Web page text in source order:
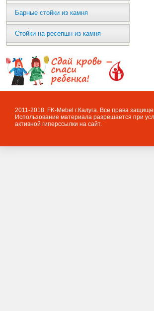
Барные стойки из камня
Стойки на ресепшн из камня
2011-2018. FK-Mebel г.Калуга. Все права
Использование материала разрешается при
активной гиперссылки на сайт.